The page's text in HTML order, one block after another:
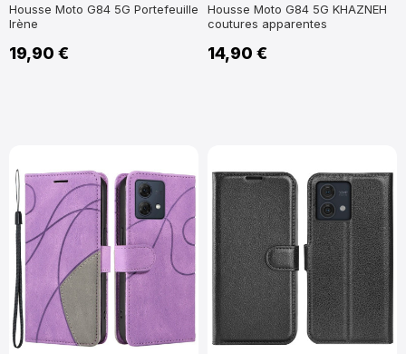
Housse Moto G84 5G Portefeuille
Irène
19,90 €
Housse Moto G84 5G KHAZNEH
coutures apparentes
14,90 €